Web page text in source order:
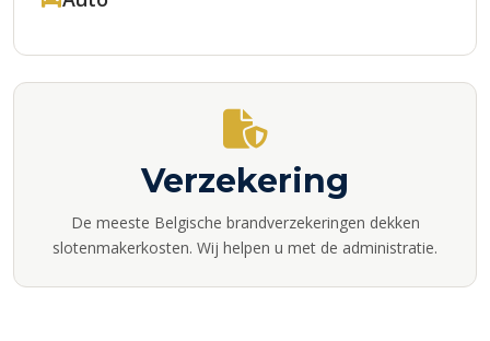
Verzekering
De meeste Belgische brandverzekeringen dekken
slotenmakerkosten. Wij helpen u met de administratie.